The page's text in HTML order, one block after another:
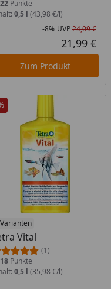
ProzentPreis
22Punkte
0,5 l (43,98 €/l)
-8% UVP24,09 €
21,99 €
Zum Produkt
Vital
(1)
18Punkte
0,5 l (35,98 €/l)